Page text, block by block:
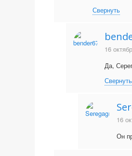
Свернуть
16
Да,
Свернуть
16
Он